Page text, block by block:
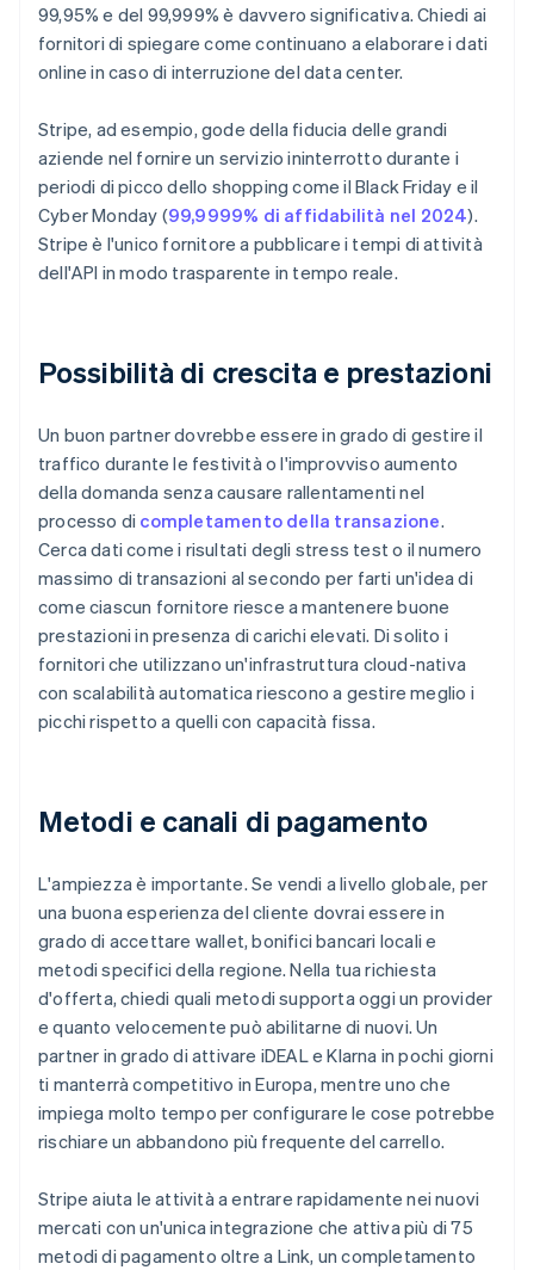
99,95% e del 99,999% è davvero significativa. Chiedi ai
fornitori di spiegare come continuano a elaborare i dati
online in caso di interruzione del data center.
Stripe, ad esempio, gode della fiducia delle grandi
aziende nel fornire un servizio ininterrotto durante i
periodi di picco dello shopping come il Black Friday e il
Cyber Monday (99,9999% di affidabilità nel 2024).
Stripe è l'unico fornitore a pubblicare i tempi di attività
dell'API in modo trasparente in tempo reale.
Possibilità di crescita e prestazioni
Un buon partner dovrebbe essere in grado di gestire il
traffico durante le festività o l'improvviso aumento
della domanda senza causare rallentamenti nel
processo di completamento della transazione.
Cerca dati come i risultati degli stress test o il numero
massimo di transazioni al secondo per farti un'idea di
come ciascun fornitore riesce a mantenere buone
prestazioni in presenza di carichi elevati. Di solito i
fornitori che utilizzano un'infrastruttura cloud-nativa
con scalabilità automatica riescono a gestire meglio i
picchi rispetto a quelli con capacità fissa.
Metodi e canali di pagamento
L'ampiezza è importante. Se vendi a livello globale, per
una buona esperienza del cliente dovrai essere in
grado di accettare wallet, bonifici bancari locali e
metodi specifici della regione. Nella tua richiesta
d'offerta, chiedi quali metodi supporta oggi un provider
e quanto velocemente può abilitarne di nuovi. Un
partner in grado di attivare iDEAL e Klarna in pochi giorni
ti manterrà competitivo in Europa, mentre uno che
impiega molto tempo per configurare le cose potrebbe
rischiare un abbandono più frequente del carrello.
Stripe aiuta le attività a entrare rapidamente nei nuovi
mercati con un'unica integrazione che attiva più di 75
metodi di pagamento oltre a Link, un completamento